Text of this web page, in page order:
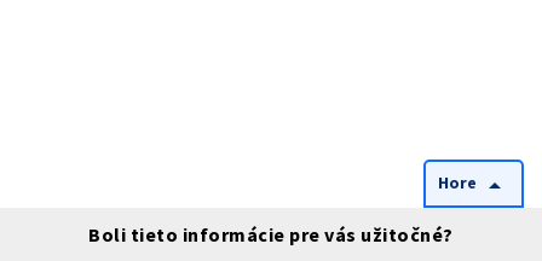
Hore arrow_drop_up
Boli tieto informácie pre vás užitočné?